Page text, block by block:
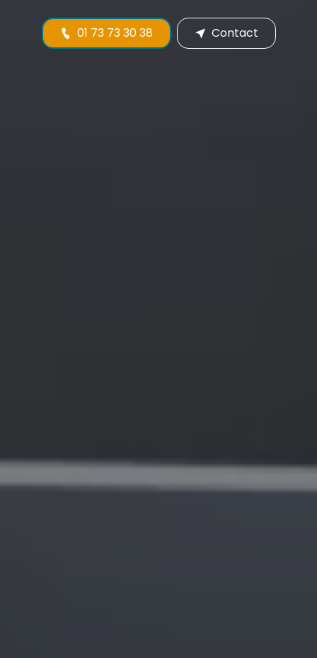
01 73 73 30 38 Contact